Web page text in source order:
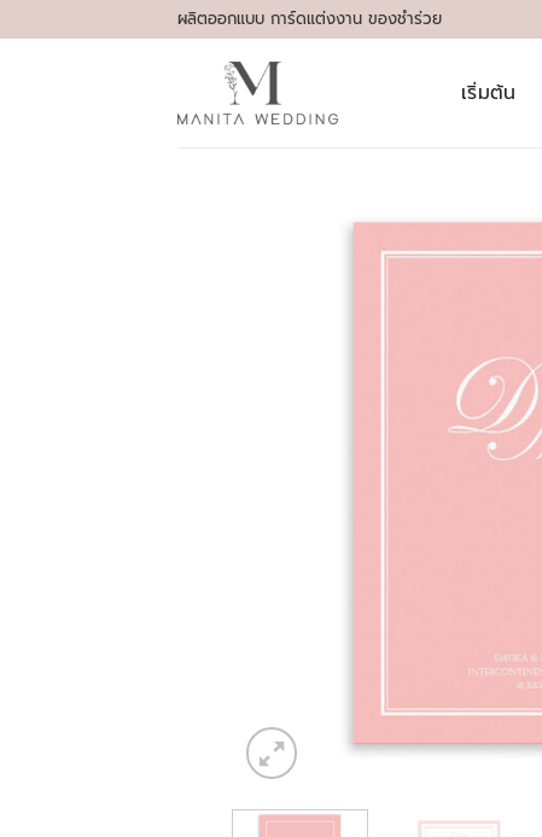
to
ผลิตออกแบบ การ์ดแต่งงาน ของชำร่วย
เริ่มต้น